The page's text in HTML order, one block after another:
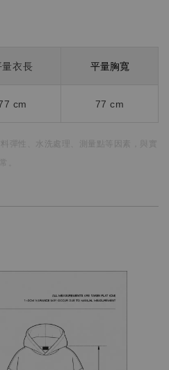
量衣長 平量胸寬
cm 77 cm
彈性、水洗處理、測量點等因素，
。